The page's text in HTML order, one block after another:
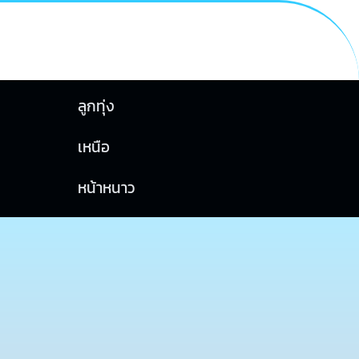
ลูกทุ่ง
เหนือ
หน้าหนาว